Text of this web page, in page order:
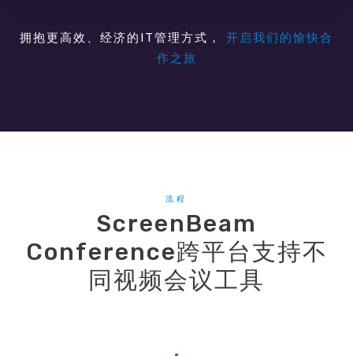
拥抱更高效、经济的IT管理方式， 开启我们的愉快合
作之旅
流程
ScreenBeam
Conference跨平台支持不
同视频会议工具